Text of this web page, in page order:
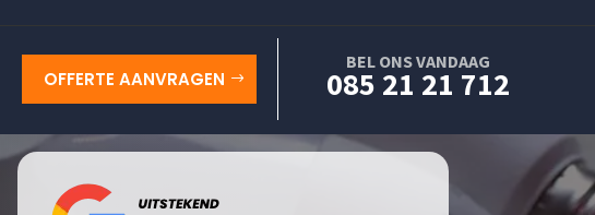
OFFERTE AANVRAGEN
BEL ONS VANDAAG
085 21 21 712